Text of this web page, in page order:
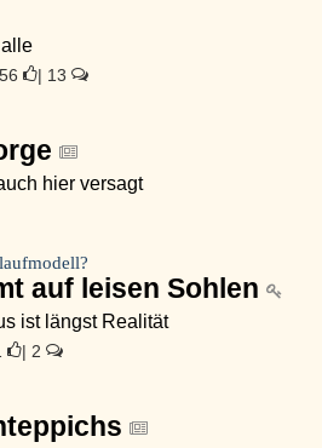
| 13
hier versagt
auf leisen Sohlen
ist längst Realität
| 2